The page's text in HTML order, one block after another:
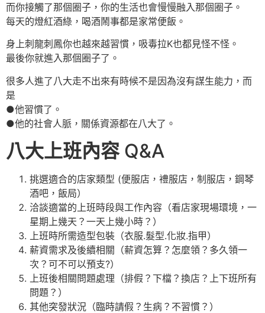
而你接觸了那個圈子，你的生活也會慢慢融入那個圈子。
每天的燈紅酒綠，喝酒鬧事都是家常便飯。
身上刺龍刺鳳你也越來越習慣，吸毒拉K也都見怪不怪。
最後你就進入那個圈子了。
很多人進了八大走不出來有時候不是因為沒有謀生能力，而
是
●他習慣了。
●他的社會人脈，關係資源都在八大了。
八大上班內容Q&A
挑選適合的店家類型 (便服店，禮服店，制服店，鋼琴
酒吧，飯局）
洽談適當的上班時段與工作內容（看店家現場環境，一
星期上幾天？一天上幾小時？）
上班時所需造型包裝（衣服.髮型.化妝.指甲）
薪資需求及後續相關（薪資怎算？怎麼領？多久領一
次？可不可以預支?）
上班後相關問題處理（排假？下檔？換店？上下班所有
問題？）
其他突發狀況（臨時請假？生病？不習慣？）